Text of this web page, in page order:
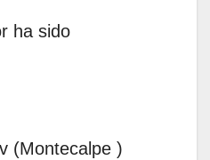
ha sido
(Montecalpe )